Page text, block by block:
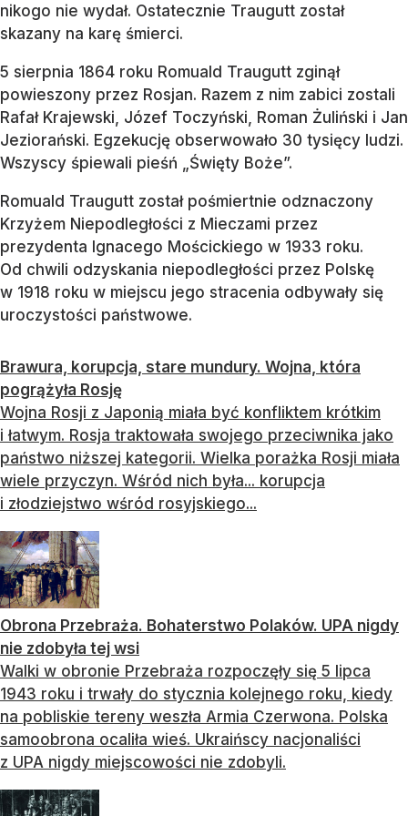
nikogo nie wydał. Ostatecznie Traugutt został
skazany na karę śmierci.
5 sierpnia 1864 roku Romuald Traugutt zginął
powieszony przez Rosjan. Razem z nim zabici zostali
Rafał Krajewski, Józef Toczyński, Roman Żuliński i Jan
Jeziorański. Egzekucję obserwowało 30 tysięcy ludzi.
Wszyscy śpiewali pieśń „Święty Boże”.
Romuald Traugutt został pośmiertnie odznaczony
Krzyżem Niepodległości z Mieczami przez
prezydenta Ignacego Mościckiego w 1933 roku.
Od chwili odzyskania niepodległości przez Polskę
w 1918 roku w miejscu jego stracenia odbywały się
uroczystości państwowe.
Brawura, korupcja, stare mundury. Wojna, która
pogrążyła Rosję
Wojna Rosji z Japonią miała być konfliktem krótkim
i łatwym. Rosja traktowała swojego przeciwnika jako
państwo niższej kategorii. Wielka porażka Rosji miała
wiele przyczyn. Wśród nich była... korupcja
i złodziejstwo wśród rosyjskiego...
Obrona Przebraża. Bohaterstwo Polaków. UPA nigdy
nie zdobyła tej wsi
Walki w obronie Przebraża rozpoczęły się 5 lipca
1943 roku i trwały do stycznia kolejnego roku, kiedy
na pobliskie tereny weszła Armia Czerwona. Polska
samoobrona ocaliła wieś. Ukraińscy nacjonaliści
z UPA nigdy miejscowości nie zdobyli.